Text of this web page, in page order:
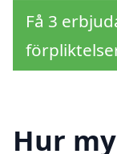
Få 3
Hur